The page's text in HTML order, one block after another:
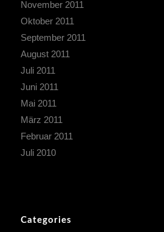
November 2011
Oktober 2011
September 2011
August 2011
Juli 2011
Juni 2011
Mai 2011
März 2011
Februar 2011
Juli 2010
Categories